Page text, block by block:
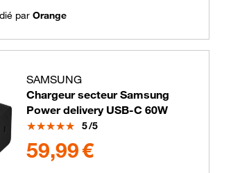
parOrange
SAMSUNG
Chargeur secteur Samsung
Power delivery USB-C 60W
Note
5/5
59,99 €